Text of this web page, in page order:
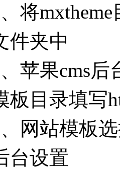
将
件夹中
苹果cms
板目录填写
网站模板
台设置